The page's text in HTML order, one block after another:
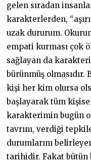
gelen sıradan
karakterlerden,
uzak dururum.
empati kurması çok
sağlayan da
bürünmüş olmasıdır.
kişi her kim olursa
başlayarak tüm
karakterimin bugün
tavrını, verdiği
durumlarını
tarihidir. Fakat bütün